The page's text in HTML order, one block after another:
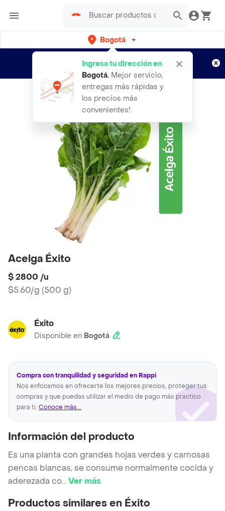
Bogotá
Ingresa tu dirección en
Bogotá. Mejor servicio,
entregas más rápidas y
los precios más
convenientes!
envíos gratis por semanas
Aplican TyC
Acelga Éxito
$ 2800 /u
$5.60/g (500 g)
Éxito
Disponible en Bogotá
Compra con tranquilidad y seguridad en Rappi
Nos enfocamos en ofrecerte los mejores precios, proteger tus
compras y que puedas utilizar el medio de pago más practico
para ti. Conoce más...
Información del producto
Es una planta con grandes hojas verdes y carnosas
pencas blancas, se consume normalmente cocida y
aderezada co...Ver más
Productos similares en Éxito